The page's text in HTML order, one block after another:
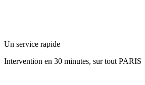
Un service rapide
Intervention en 30 minutes, sur tout PARIS